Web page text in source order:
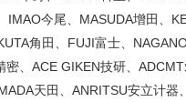
今尾、MASUDA增田、
角田、FUJI富士、
、ACE GIKEN技研、ADCMT
天田、ANRITSU安立计器